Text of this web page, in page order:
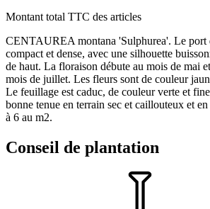
Montant total TTC des articles
CENTAUREA montana 'Sulphurea'. Le port
compact et dense, avec une silhouette
de haut. La floraison débute au mois de mai
mois de juillet. Les fleurs sont de couleur
Le feuillage est caduc, de couleur verte et
bonne tenue en terrain sec et caillouteux et
à 6 au m2.
Conseil de plantation